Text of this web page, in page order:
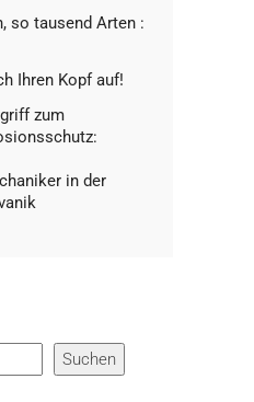
so tausend Arten :
Ihren Kopf auf!
zum
in der
Suchen